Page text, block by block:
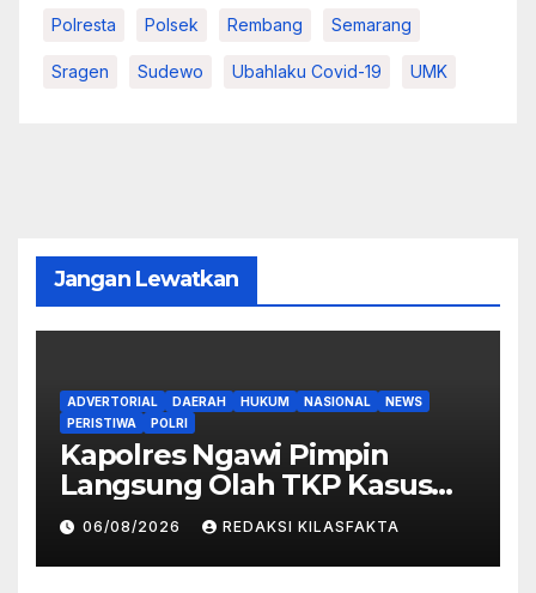
Polresta Polsek Rembang Semarang
Sragen Sudewo Ubahlaku Covid-19 UMK
Jangan Lewatkan
ADVERTORIAL DAERAH HUKUM NASIONAL
NEWS
PERISTIWA
POLRI
Kapolres Ngawi Pimpin
Langsung Olah TKP Kasus
Penganiayaan Berujung
Meninggal Dunia di
Kedunggalar
06/08/2026 REDAKSI KILASFAKTA